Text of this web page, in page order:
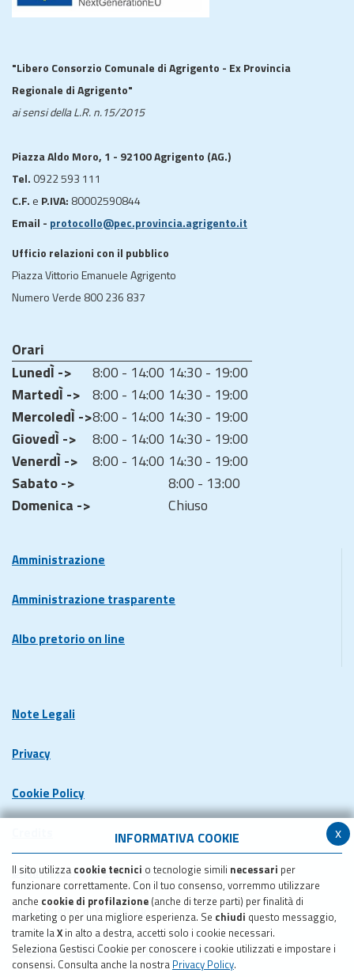
x
INFORMATIVA COOKIE
Il sito utilizza cookie tecnici o tecnologie simili necessari per
funzionare correttamente. Con il tuo consenso, vorremmo utilizzare
anche cookie di profilazione (anche di terze parti) per finalità di
marketing o per una migliore esperienza. Se chiudi questo messaggio,
tramite laX in alto a destra, accetti solo i cookie necessari.
Seleziona Gestisci Cookie per conoscere i cookie utilizzati e impostare i
consensi. Consulta anche la nostra Privacy Policy.
"Libero Consorzio Comunale di Agrigento - Ex Provincia
Regionale di Agrigento"
ai sensi della L.R. n.15/2015
Piazza Aldo Moro, 1 - 92100 Agrigento (AG.)
Tel. 0922 593 111
C.F. e P.IVA: 80002590844
Email - protocollo@pec.provincia.agrigento.it
Ufficio relazioni con il pubblico
Piazza Vittorio Emanuele Agrigento
Numero Verde 800 236 837
Orari
LunedÌ ->
8:00 - 14:00 14:30 - 19:00
MartedÌ -> 8:00 - 14:00 14:30 - 19:00
MercoledÌ ->8:00 - 14:00 14:30 - 19:00
GiovedÌ ->
8:00 - 14:00 14:30 - 19:00
VenerdÌ ->
8:00 - 14:00 14:30 - 19:00
Sabato ->
8:00 - 13:00
Domenica ->
Chiuso
Amministrazione
Amministrazione trasparente
Albo pretorio on line
Note Legali
Privacy
Cookie Policy
Dichiarazione di accessibilita'
Meccanismo di feedback
Pubblicazione obiettivi di accessibilita'